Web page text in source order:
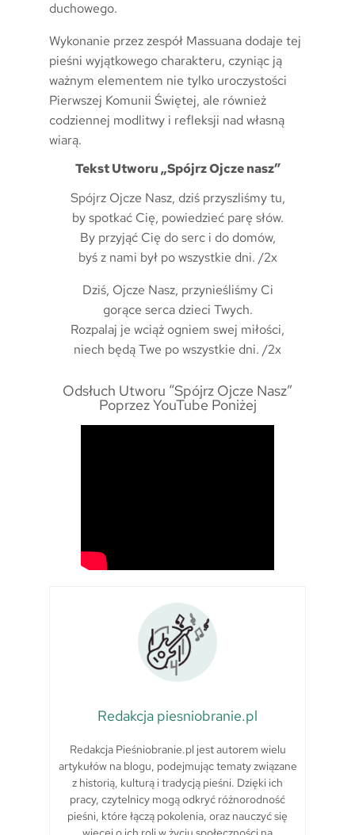
duchowego.
Wykonanie przez zespół Massuana dodaje tej
pieśni wyjątkowego charakteru, czyniąc ją
ważnym elementem nie tylko uroczystości
Pierwszej Komunii Świętej, ale również
codziennej modlitwy i refleksji nad własną
wiarą.
Tekst Utworu „Spójrz Ojcze nasz”
Spójrz Ojcze Nasz, dziś przyszliśmy tu,
by spotkać Cię, powiedzieć parę słów.
By przyjąć Cię do serc i do domów,
byś z nami był po wszystkie dni. /2x
Dziś, Ojcze Nasz, przynieśliśmy Ci
gorące serca dzieci Twych.
Rozpalaj je wciąż ogniem swej miłości,
niech będą Twe po wszystkie dni. /2x
Odsłuch Utworu “Spójrz Ojcze Nasz”
Poprzez YouTube Poniżej
Redakcja piesniobranie.pl
Redakcja Pieśniobranie.pl jest autorem wielu
artykułów na blogu, podejmując tematy związane
z historią, kulturą i tradycją pieśni. Dzięki ich
pracy, czytelnicy mogą odkryć różnorodność
pieśni, które łączą pokolenia, oraz nauczyć się